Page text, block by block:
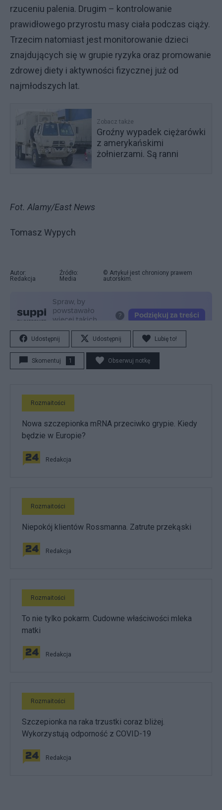
rzuceniu palenia. Drugim – kontrolowanie
prawidłowego przyrostu masy ciała podczas ciąży.
Trzecim natomiast jest monitorowanie dzieci
znajdujących się w grupie ryzyka oraz promowanie
zdrowej diety i aktywności fizycznej już od
najmłodszych lat.
Zobacz także
Groźny wypadek ciężarówki
z amerykańskimi
żołnierzami. Są ranni
Fot. Alamy/East News
Tomasz Wypych
Autor:
Redakcja
Źródło:
Media
© Artykuł jest chroniony prawem
autorskim.
Udostępnij Udostępnij Lubię to!
Skomentuj 1 Obserwuj notkę
Rozmaitości
Nowa szczepionka mRNA przeciwko grypie. Kiedy
będzie w Europie?
Redakcja
Rozmaitości
Niepokój klientów Rossmanna. Zatrute przekąski
Redakcja
Rozmaitości
To nie tylko pokarm. Cudowne właściwości mleka
matki
Redakcja
Rozmaitości
Szczepionka na raka trzustki coraz bliżej.
Wykorzystują odporność z COVID-19
Redakcja